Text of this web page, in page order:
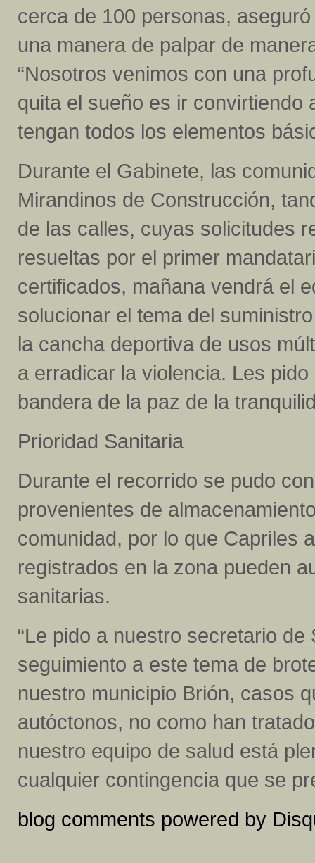
cerca de 100 personas,
una manera de palpar de
“Nosotros venimos con una
quita el sueño es ir
tengan todos los elementos
Durante el Gabinete, las
Mirandinos de Construcción,
de las calles, cuyas solicitudes
resueltas por el primer
certificados, mañana vendrá el
solucionar el tema del
la cancha deportiva de usos
a erradicar la violencia. Les
bandera de la paz de la
Prioridad Sanitaria
Durante el recorrido se pudo
provenientes de
comunidad, por lo que Capriles
registrados en la zona pueden
sanitarias.
“Le pido a nuestro secretario
seguimiento a este tema de
nuestro municipio Brión, casos
autóctonos, no como han
nuestro equipo de salud está
cualquier contingencia que se
blog comments powered by